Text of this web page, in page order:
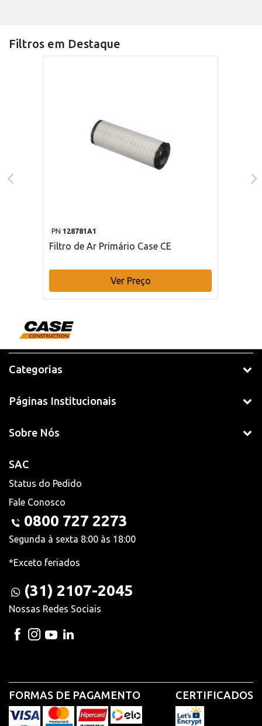
Filtros em Destaque
PN 128781A1
Filtro de Ar Primário Case CE
Ver Preço
Categorias
Páginas Institucionais
Sobre Nós
SAC
Status do Pedido
Fale Conosco
0800 727 2273
Segunda à sexta 8:00 às 18:00
*Exceto feriados
(31) 2107-2045
Nossas Redes Sociais
FORMAS DE PAGAMENTO CERTIFICADOS